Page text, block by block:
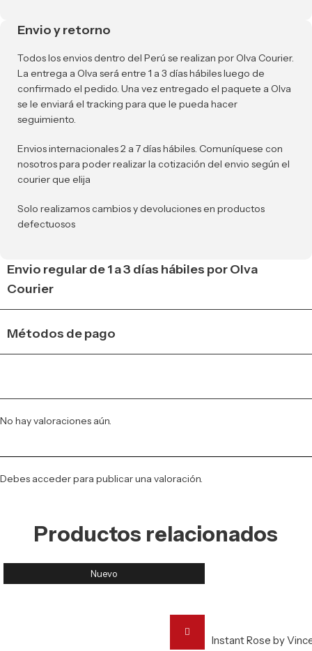
Envio y retorno
Todos los envios dentro del Perú se realizan por Olva Courier.
La entrega a Olva será entre 1 a 3 días hábiles luego de
confirmado el pedido. Una vez entregado el paquete a Olva
se le enviará el tracking para que le pueda hacer
seguimiento.
Envios internacionales 2 a 7 días hábiles. Comuníquese con
nosotros para poder realizar la cotización del envio según el
courier que elija
Solo realizamos cambios y devoluciones en productos
defectuosos
Envio regular de 1 a 3 días hábiles por Olva
Courier
Métodos de pago
No hay valoraciones aún.
Debes accederpara publicar una valoración.
Productos relacionados
Nuevo
Instant Rose by